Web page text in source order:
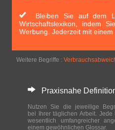
Bleiben Sie auf dem
Wirtschaftslexikon, indem
Werbung. Jederzeit mit einem
Weitere Begriffe :
Praxisnahe
Nutzen Sie die jeweilige
bei Ihrer täglichen Arbeit. Jede
wesentlich umfangreicher
einem gewöhnlichen Glossar.